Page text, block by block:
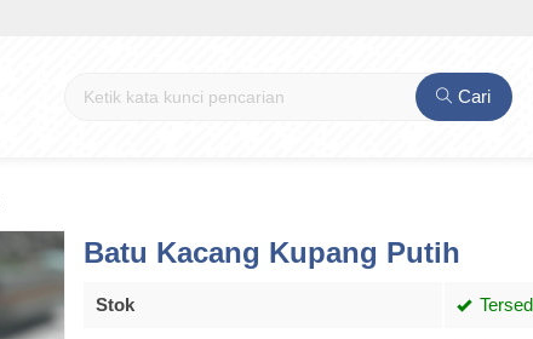
Cari
Batu Kacang Kupang Putih
Stok